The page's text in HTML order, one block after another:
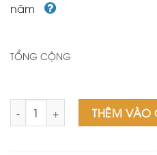
năm
TỔNG CỘNG
Theme wordpress flatsome du
THÊM